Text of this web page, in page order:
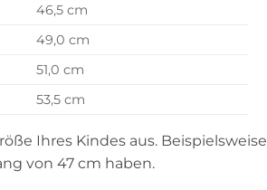
46,5 cm
49,0 cm
51,0 cm
53,5 cm
Ihres Kindes aus. Beispielsweise
von 47 cm haben.